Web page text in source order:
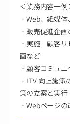
＜業務内容一例
・Web、紙媒
・販売促進企
・実施 顧客リ
画など
・顧客コミュ
・LTV 向上施
策の立案と実行
・Webページの